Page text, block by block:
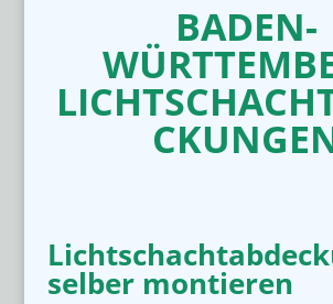
BADEN-
selber montieren